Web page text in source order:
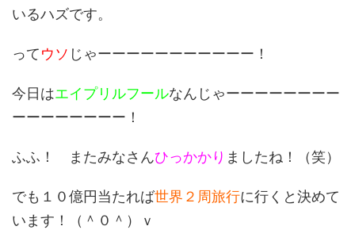
いるハズです。
ってウソ じゃーーーーーーーーーーー！
今日はエイプリルフールなんじゃーーーーーーーー
ーーーーーーーー！
ふふ！ またみなさんひっかかり ましたね！（笑）
でも１０億円当たれば世界２周旅行に行くと決めて
います！（＾０＾）ｖ